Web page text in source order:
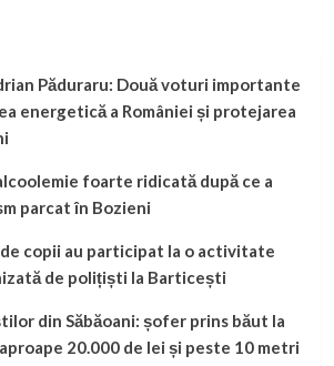
Păduraru: Două voturi importante
energetică a României și protejarea
foarte ridicată după ce a
parcat în Bozieni
copii au participat la o activitate
de polițiști la Barticești
din Săbăoani: șofer prins băut la
20.000 de lei și peste 10 metri